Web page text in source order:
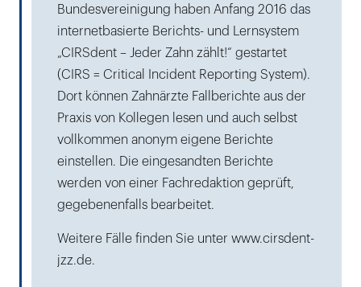
Bundesvereinigung haben Anfang 2016 das
internetbasierte Berichts- und Lernsystem
„CIRSdent – Jeder Zahn zählt!“ gestartet
(CIRS = Critical Incident Reporting System).
Dort können Zahnärzte Fallberichte aus der
Praxis von Kollegen lesen und auch selbst
vollkommen anonym eigene Berichte
einstellen. Die eingesandten Berichte
werden von einer Fachredaktion geprüft,
gegebenenfalls bearbeitet.
Weitere Fälle finden Sie unter www.cirsdent-
jzz.de.